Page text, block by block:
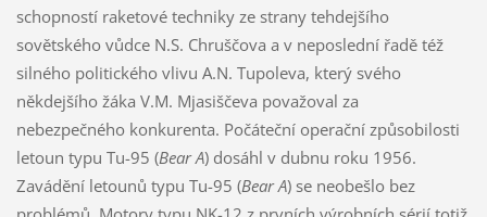
schopností raketové techniky ze strany tehdejšího
sovětského vůdce N.S. Chruščova a v neposlední řadě též
silného politického vlivu A.N. Tupoleva, který svého
někdejšího žáka V.M. Mjasiščeva považoval za
nebezpečného konkurenta. Počáteční operační způsobilosti
letoun typu Tu-95 (Bear A) dosáhl v dubnu roku 1956.
Zavádění letounů typu Tu-95 (Bear A) se neobešlo bez